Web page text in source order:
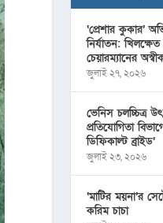
‘প্রেশার কুকার’
নির্যাতন:
চেয়ারম্যানের
জুলাই ২৭, ২০২৬
ভেনিস চলচ্চিত্র
প্রতিযোগিতা
ডিফিকাল্ট ব্রাইড’
জুলাই ২৩, ২০২৬
‘মাটির ময়না’র
করিম চাচা